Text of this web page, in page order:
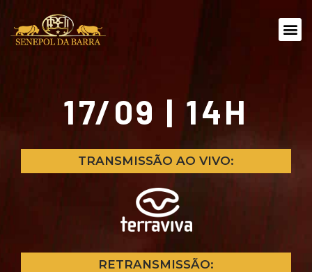
17/09 | 14H
TRANSMISSÃO AO VIVO:
RETRANSMISSÃO: